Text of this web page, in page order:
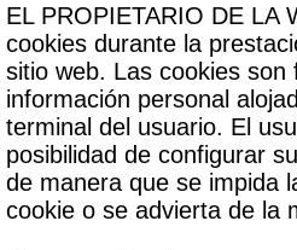
EL PROPIETARIO DE LA
cookies durante la
sitio web. Las cookies
información personal
terminal del usuario. El
posibilidad de configurar
de manera que se impida
cookie o se advierta de la